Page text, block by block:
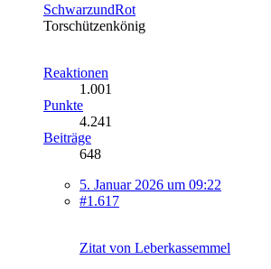
SchwarzundRot
Torschützenkönig
Reaktionen
1.001
Punkte
4.241
Beiträge
648
5. Januar 2026 um 09:22
#1.617
Zitat von Leberkassemmel